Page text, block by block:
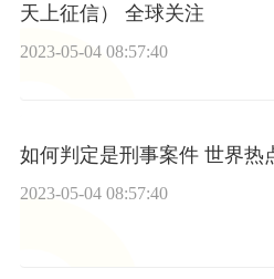
天上征信） 全球关注
2023-05-04 08:57:40
如何判定是刑事案件 世界热
2023-05-04 08:57:40